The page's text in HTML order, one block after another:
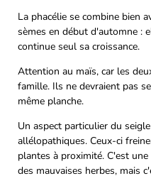
La phacélie se combine bien
sèmes en début d'automne :
continue seul sa croissance.
Attention au maïs, car les
famille. Ils ne devraient pas
même planche.
Un aspect particulier du
allélopathiques. Ceux-ci
plantes à proximité. C'est
des mauvaises herbes, mais